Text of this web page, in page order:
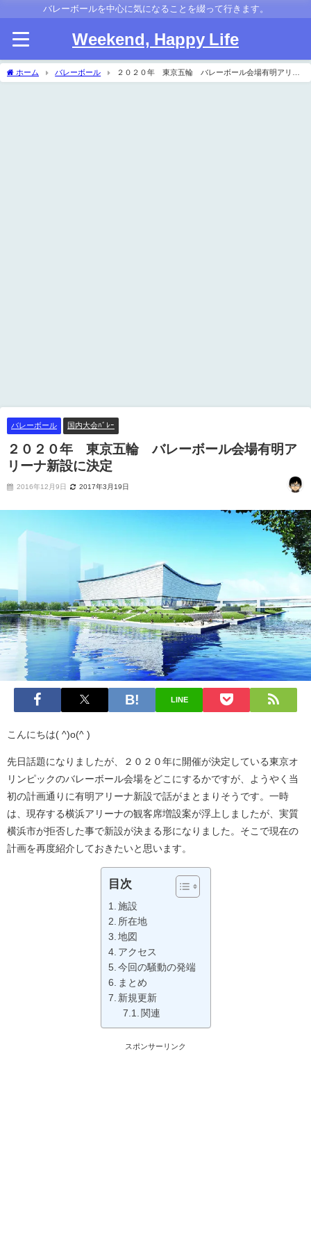
バレーボールを中心に気になることを綴って行きます。
Weekend, Happy Life
ホーム バレーボール
２０２０年 東京五輪 バレーボール会場有明アリー
ナ新設に決定
バレーボール 国内大会ﾊﾞﾚｰ
２０２０年 東京五輪 バレーボール会場有明ア
リーナ新設に決定
2016年12月9日 2017年3月19日
LINE
こんにちは( ^)o(^ )
先日話題になりましたが、２０２０年に開催が決定している東京オ
リンピックのバレーボール会場をどこにするかですが、ようやく当
初の計画通りに有明アリーナ新設で話がまとまりそうです。一時
は、現存する横浜アリーナの観客席増設案が浮上しましたが、実質
横浜市が拒否した事で新設が決まる形になりました。そこで現在の
計画を再度紹介しておきたいと思います。
目次
施設
所在地
地図
アクセス
今回の騒動の発端
まとめ
新規更新
関連
スポンサーリンク